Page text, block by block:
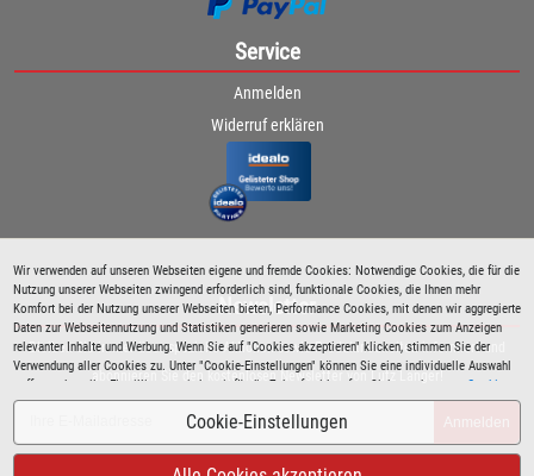
Wir verwenden auf unseren Webseiten eigene und fremde Cookies: Notwendige Cookies, die für die
Nutzung unserer Webseiten zwingend erforderlich sind, funktionale Cookies, die Ihnen mehr
Komfort bei der Nutzung unserer Webseiten bieten, Performance Cookies, mit denen wir aggregierte
Daten zur Webseitennutzung und Statistiken generieren sowie Marketing Cookies zum Anzeigen
relevanter Inhalte und Werbung. Wenn Sie auf "Cookies akzeptieren" klicken, stimmen Sie der
Verwendung aller Cookies zu. Unter "Cookie-Einstellungen" können Sie eine individuelle Auswahl
treffen und erteilte Einwilligungen jederzeit für die Zukunft widerrufen. Siehe auch unsere Cookie
Richtlinie.
Cookie-Einstellungen
Service
Anmelden
Widerruf erklären
Newsletter
Bleiben Sie immer über spezielle Aktionen sowie Produktneuheiten informiert und
abonnieren Sie den kostenlosen Newsletter von Lutz Langer!